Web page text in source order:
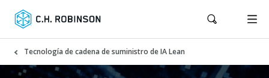
Tecnología de cadena de suministro de IA Lean